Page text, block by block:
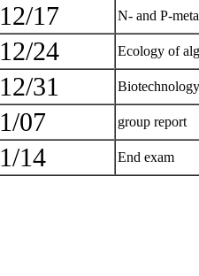
12/17 N- and P-
12/24 Ecology of
12/31
1/07 group report
1/14 End exam